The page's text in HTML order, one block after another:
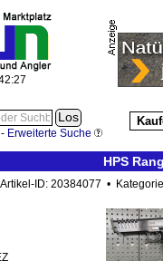
Erweiterte Suche
HPS
Artikel-ID: 20384077 •